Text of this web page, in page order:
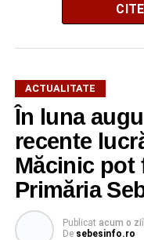
String
instrumentiști din 6
Liceului de Arte
participă, timp
perfecționare, repetiții
îndrumarea unor
ACTUALITATE
În luna
recente
Măcinic pot
Primăria
Publicat acum o zi
De sebesinfo.ro